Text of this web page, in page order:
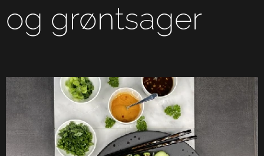
og grøntsager